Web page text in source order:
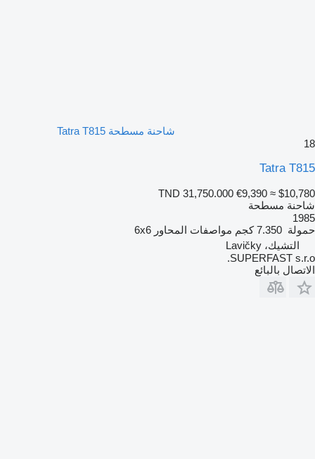
شاحنة مسطحة Tatra T815
18
Tatra T815
TND 31,750.000 €9,390 ≈ $10,780
شاحنة مسطحة
1985
حمولة 7.350 كجم مواصفات المحاور 6x6
التشيك، Lavičky
SUPERFAST s.r.o.
الاتصال بالبائع